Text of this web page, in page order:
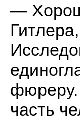
—
фюреру.
часть